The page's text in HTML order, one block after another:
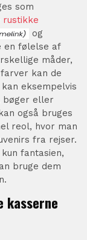
som
rustikke
og
en følelse af
måder,
kan de
eksempelvis
bøger eller
også bruges
reol, hvor man
fra rejser.
fantasien,
bruge dem
kasserne